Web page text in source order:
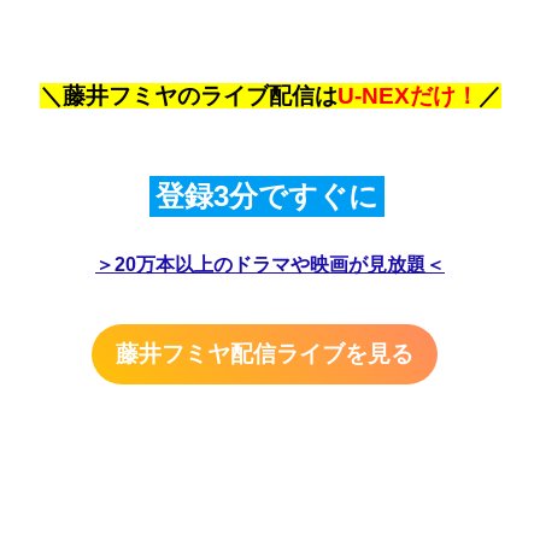
＼藤井フミヤのライブ配信はU-NEXだけ！ ／
登録3分ですぐに
＞20万本以上のドラマや映画が見放題＜
藤井フミヤ配信ライブを見る